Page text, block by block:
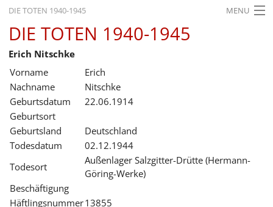
DIE TOTEN 1940-1945 MENU
STARTSEITE
AKTUELLES
AUSSTELLUNGEN
GESCHICHTE
BILDUNG
SERVICE
DIE TOTEN 1940-1945
Erich Nitschke
Vorname
Erich
Nachname
Nitschke
Geburtsdatum
22.06.1914
Geburtsort
Geburtsland
Deutschland
Todesdatum
02.12.1944
Todesort
Außenlager Salzgitter-Drütte (Hermann-
Göring-Werke)
Beschäftigung
Häftlingsnummer13855